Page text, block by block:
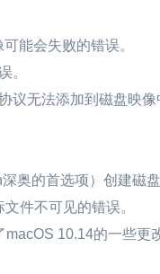
能会失败的错误。
。
议无法添加到磁盘映像
奥的首选项）创建磁盘
件不可见的错误。
10.14的一些更